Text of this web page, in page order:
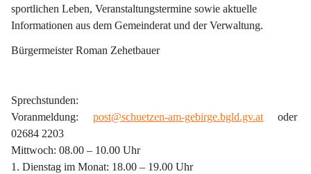
sportlichen Leben, Veranstaltungstermine sowie aktuelle
Informationen aus dem Gemeinderat und der Verwaltung.
Bürgermeister Roman Zehetbauer
Sprechstunden:
Voranmeldung: post@schuetzen-am-gebirge.bgld.gv.at oder
02684 2203
Mittwoch: 08.00 – 10.00 Uhr
1. Dienstag im Monat: 18.00 – 19.00 Uhr